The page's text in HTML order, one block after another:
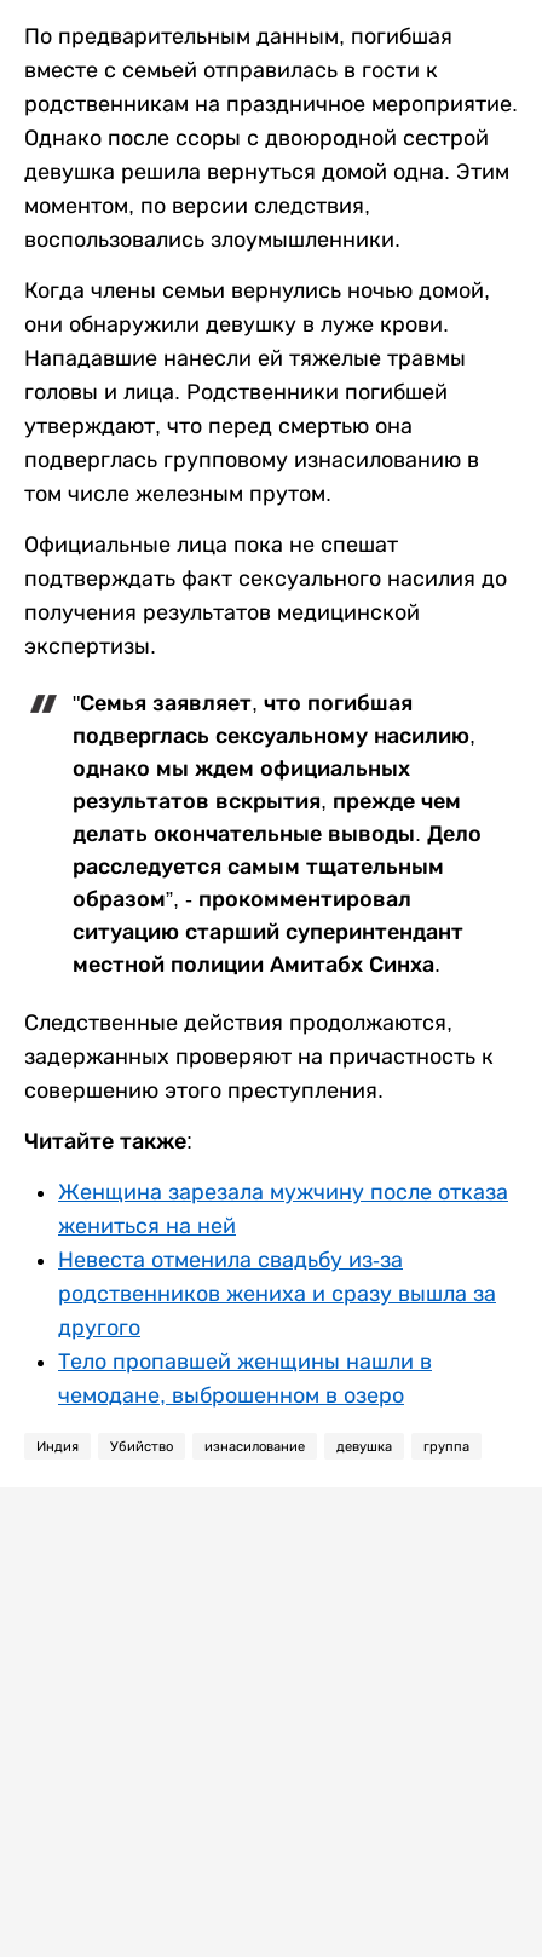
По предварительным данным, погибшая
вместе с семьей отправилась в гости к
родственникам на праздничное мероприятие.
Однако после ссоры с двоюродной сестрой
девушка решила вернуться домой одна. Этим
моментом, по версии следствия,
воспользовались злоумышленники.
Когда члены семьи вернулись ночью домой,
они обнаружили девушку в луже крови.
Нападавшие нанесли ей тяжелые травмы
головы и лица. Родственники погибшей
утверждают, что перед смертью она
подверглась групповому изнасилованию в
том числе железным прутом.
Официальные лица пока не спешат
подтверждать факт сексуального насилия до
получения результатов медицинской
экспертизы.
"Семья заявляет, что погибшая
подверглась сексуальному насилию,
однако мы ждем официальных
результатов вскрытия, прежде чем
делать окончательные выводы. Дело
расследуется самым тщательным
образом”, - прокомментировал
ситуацию старший суперинтендант
местной полиции Амитабх Синха.
Следственные действия продолжаются,
задержанных проверяют на причастность к
совершению этого преступления.
Читайте также:
Женщина зарезала мужчину после отказа
жениться на ней
Невеста отменила свадьбу из-за
родственников жениха и сразу вышла за
другого
Тело пропавшей женщины нашли в
чемодане, выброшенном в озеро
Индия Убийство изнасилование девушка группа